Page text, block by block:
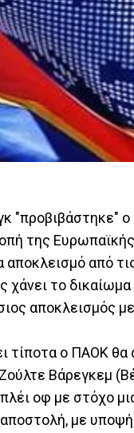
"προβιβάστηκε"
της
αποκλεισμό από
το
αποκλεισμός
τίποτα ο ΠΑΟΚ
Βάρεγκεμ
οφ με στόχο
με